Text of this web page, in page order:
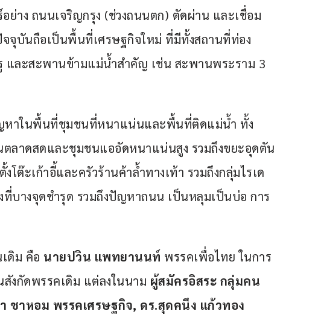
ย่าง ถนนเจริญกรุง (ช่วงถนนตก) ตัดผ่าน และเชื่อม
จจุบันถือเป็นพื้นที่เศรษฐกิจใหม่ ที่มีทั้งสถานที่ท่อง
และสะพานข้ามแม่น้ำสำคัญ เช่น สะพานพระราม 3
าในพื้นที่ชุมชนที่หนาแน่นและพื้นที่ติดแม่น้ำ ทั้ง
ตลาดสดและชุมชนแออัดหนาแน่นสูง รวมถึงขยะอุดตัน
โต๊ะเก้าอี้และครัวร้านค้าล้ำทางเท้า รวมถึงกลุ่มไรเด
ที่บางจุดชำรุด รวมถึงปัญหาถนน เป็นหลุมเป็นบ่อ การ
ดิม คือ นายปวิน แพทยานนท์ พรรคเพื่อไทย ในการ
สังกัดพรรคเดิม แต่ลงในนาม ผู้สมัครอิสระ กลุ่มคน
ชาหอม พรรคเศรษฐกิจ, ดร.สุดคนึง แก้วทอง